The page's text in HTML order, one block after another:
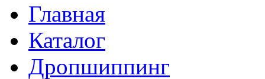
Главная
Каталог
Дропшиппинг